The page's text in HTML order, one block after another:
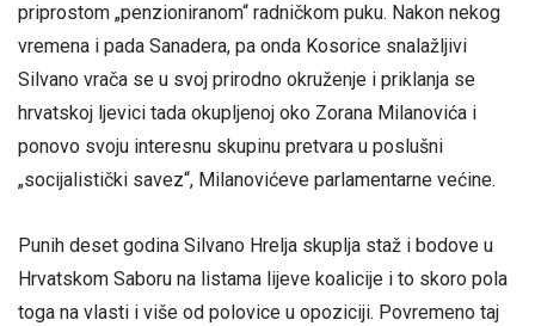
priprostom „penzioniranom“ radničkom puku. Nakon nekog
vremena i pada Sanadera, pa onda Kosorice snalažljivi
Silvano vrača se u svoj prirodno okruženje i priklanja se
hrvatskoj ljevici tada okupljenoj oko Zorana Milanovića i
ponovo svoju interesnu skupinu pretvara u poslušni
„socijalistički savez“, Milanovićeve parlamentarne većine.
Punih deset godina Silvano Hrelja skuplja staž i bodove u
Hrvatskom Saboru na listama lijeve koalicije i to skoro pola
toga na vlasti i više od polovice u opoziciji. Povremeno taj